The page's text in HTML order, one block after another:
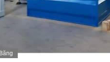
Băng